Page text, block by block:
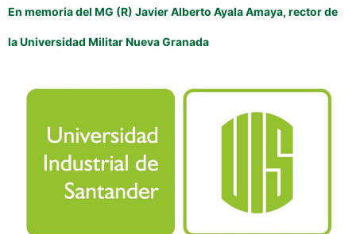
En memoria del MG (R) Javier Alberto Ayala Amaya, rector de
la Universidad Militar Nueva Granada